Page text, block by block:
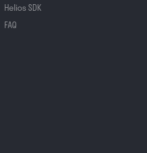
Helios SDK
FAQ